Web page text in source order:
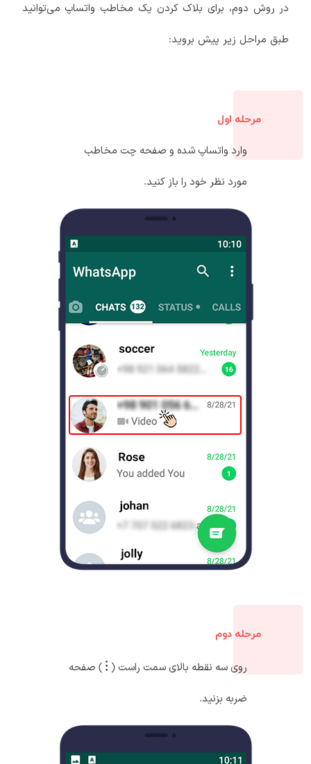
در روش دوم، برای بلاک کردن یک مخاطب واتساپ می‌توانید
طبق مراحل زیر پیش بروید:
مرحله اول
وارد واتساپ شده و صفحه چت مخاطب
مورد نظر خود را باز کنید.
مرحله دوم
روی سه نقطه بالای سمت راست ( ) صفحه
ضربه بزنید.